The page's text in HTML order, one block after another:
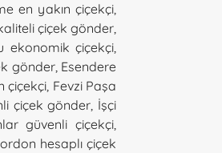
en yakın çiçekçi,
çiçek gönder,
ekonomik çiçekçi,
gönder, Esendere
çiçekçi, Fevzi Paşa
çiçek gönder, İşçi
güvenli çiçekçi,
hesaplı çiçek